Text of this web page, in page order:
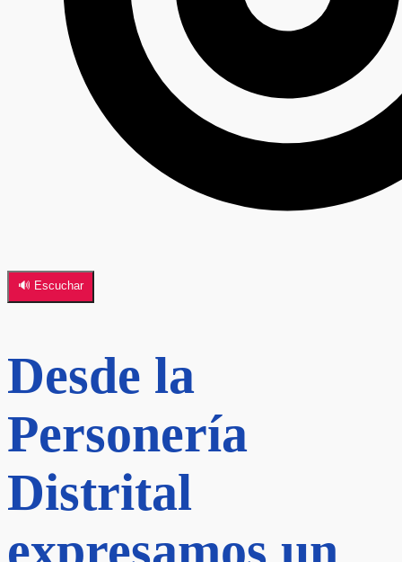
🔊 Escuchar
Desde la
Personería
Distrital
expresamos un